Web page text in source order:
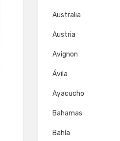
Australia
Austria
Avignon
Ávila
Ayacucho
Bahamas
Bahía